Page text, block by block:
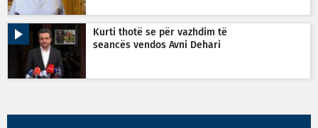
Kurti thotë se për vazhdim të
seancës vendos Avni Dehari